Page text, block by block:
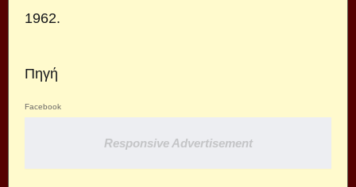
1962.
Πηγή
Facebook
Responsive Advertisement